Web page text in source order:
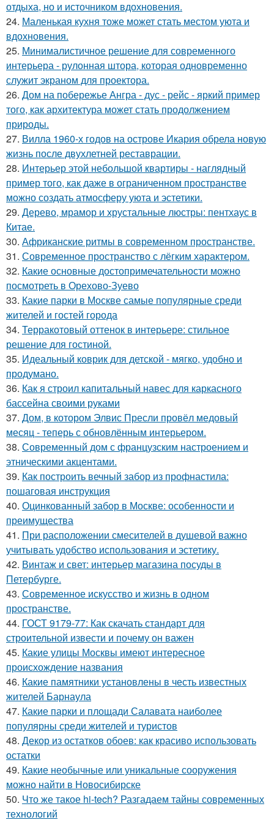
отдыха, но и источником вдохновения.
24. Маленькая кухня тоже может стать местом уюта и
вдохновения.
25. Минималистичное решение для современного
интерьера - рулонная штора, которая одновременно
служит экраном для проектора.
26. Дом на побережье Ангра - дус - рейс - яркий пример
того, как архитектура может стать продолжением
природы.
27. Вилла 1960-х годов на острове Икария обрела новую
жизнь после двухлетней реставрации.
28. Интерьер этой небольшой квартиры - наглядный
пример того, как даже в ограниченном пространстве
можно создать атмосферу уюта и эстетики.
29. Дерево, мрамор и хрустальные люстры: пентхаус в
Китае.
30. Африканские ритмы в современном пространстве.
31. Современное пространство с лёгким характером.
32. Какие основные достопримечательности можно
посмотреть в Орехово-Зуево
33. Какие парки в Москве самые популярные среди
жителей и гостей города
34. Терракотовый оттенок в интерьере: стильное
решение для гостиной.
35. Идеальный коврик для детской - мягко, удобно и
продумано.
36. Как я строил капитальный навес для каркасного
бассейна своими руками
37. Дом, в котором Элвис Пресли провёл медовый
месяц - теперь с обновлённым интерьером.
38. Современный дом с французским настроением и
этническими акцентами.
39. Как построить вечный забор из профнастила:
пошаговая инструкция
40. Оцинкованный забор в Москве: особенности и
преимущества
41. При расположении смесителей в душевой важно
учитывать удобство использования и эстетику.
42. Винтаж и свет: интерьер магазина посуды в
Петербурге.
43. Современное искусство и жизнь в одном
пространстве.
44. ГОСТ 9179-77: Как скачать стандарт для
строительной извести и почему он важен
45. Какие улицы Москвы имеют интересное
происхождение названия
46. Какие памятники установлены в честь известных
жителей Барнаула
47. Какие парки и площади Салавата наиболее
популярны среди жителей и туристов
48. Декор из остатков обоев: как красиво использовать
остатки
49. Какие необычные или уникальные сооружения
можно найти в Новосибирске
50. Что же такое hi-tech? Разгадаем тайны современных
технологий